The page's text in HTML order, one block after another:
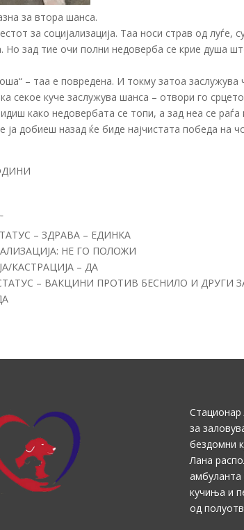
за втора шанса.
за социјализација. Таа носи страв од луѓе,
Но зад тие очи полни недоверба се крие душа
– таа е повредена. И токму затоа
секое куче заслужува шанса – отвори го
како недовербата се топи, а зад неа се раѓа
добиеш назад ќе биде најчистата победа на
– ЗДРАВА – ЕДИНКА
НЕ ГО ПОЛОЖИ
КАСТРАЦИЈА – ДА
– ВАКЦИНИ ПРОТИВ БЕСНИЛО И ДРУГИ
за
бездомни
Лана
амбуланта
кучиња и
од